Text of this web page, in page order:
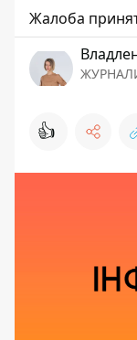
Жалоба
👍